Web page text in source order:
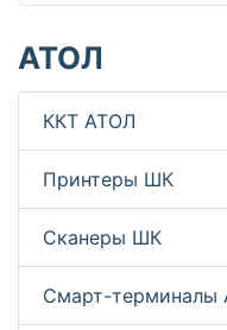
АТОЛ
ККТ АТОЛ
Принтеры ШК
Сканеры ШК
Смарт-терминалы